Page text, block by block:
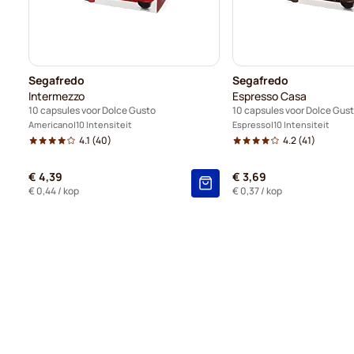
Segafredo
Intermezzo
10 capsules voor Dolce Gusto
Americano 10 Intensiteit
4.1 (40)
€ 4,39
€ 0,44/ kop
Segafredo
Espresso Casa
10 capsules voor Dolce
Espresso 10 Intensiteit
4.2(41)
€ 3,69
€ 0,37/ kop